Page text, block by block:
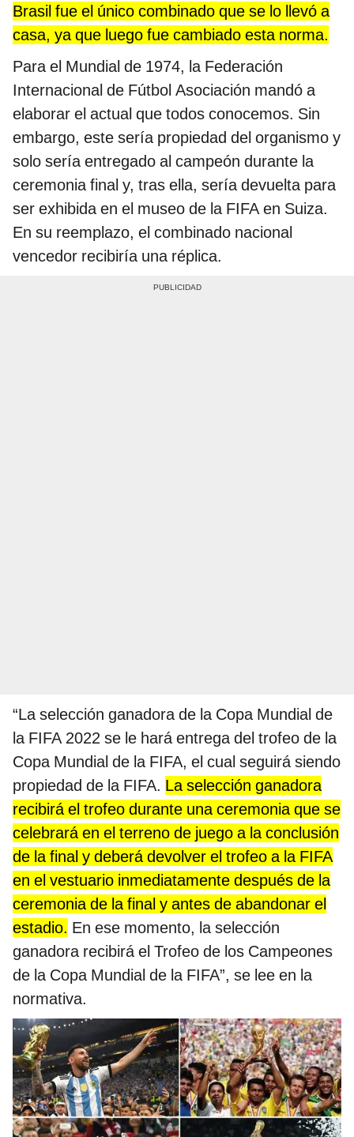
Brasil fue el único combinado que se lo llevó a
casa, ya que luego fue cambiado esta norma.
Para el Mundial de 1974, la Federación
Internacional de Fútbol Asociación mandó a
elaborar el actual que todos conocemos. Sin
embargo, este sería propiedad del organismo y
solo sería entregado al campeón durante la
ceremonia final y, tras ella, sería devuelta para
ser exhibida en el museo de la FIFA en Suiza.
En su reemplazo, el combinado nacional
vencedor recibiría una réplica.
“La selección ganadora de la Copa Mundial de
la FIFA 2022 se le hará entrega del trofeo de la
Copa Mundial de la FIFA, el cual seguirá siendo
propiedad de la FIFA. La selección ganadora
recibirá el trofeo durante una ceremonia que se
celebrará en el terreno de juego a la conclusión
de la final y deberá devolver el trofeo a la FIFA
en el vestuario inmediatamente después de la
ceremonia de la final y antes de abandonar el
estadio. En ese momento, la selección
ganadora recibirá el Trofeo de los Campeones
de la Copa Mundial de la FIFA”, se lee en la
normativa.